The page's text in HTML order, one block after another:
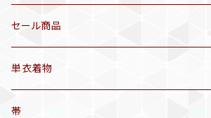
三分紐
帯揚げ
羽織
リサイクル着物
セール商品
単衣着物
アンティーク着物
帯